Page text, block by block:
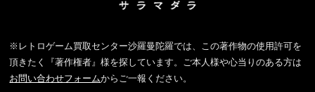
※レトロゲーム買取センター沙羅曼陀羅では、この著作物の使用許可を
頂きたく『著作権者』様を探しています。ご本人様や心当りのある方は
お問い合わせフォームからご一報ください。